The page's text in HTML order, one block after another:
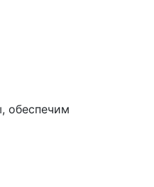
обеспечим